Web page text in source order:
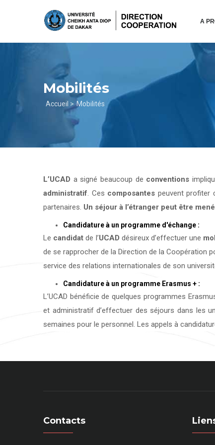
principal
A
Mobilités
Fil
d'Ariane
Accueil > Mobilités
L’UCAD a signé beaucoup de conventions
administratif. Ces composantes peuvent profiter
partenaires. Un séjour à l’étranger peut être
Candidature à un programme d'échange :
Le candidat de l’UCAD désireux d’effectuer une
de se rapprocher de la Direction de la Coopération
service des relations internationales de son
Candidature à un programme Erasmus + :
L’UCAD bénéficie de quelques programmes
et administratif d’effectuer des séjours dans les
semaines pour le personnel. Les appels à
Contacts